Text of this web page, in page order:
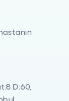
D:60,